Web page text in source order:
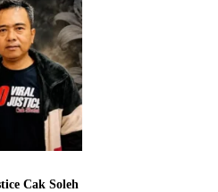
Cak Soleh